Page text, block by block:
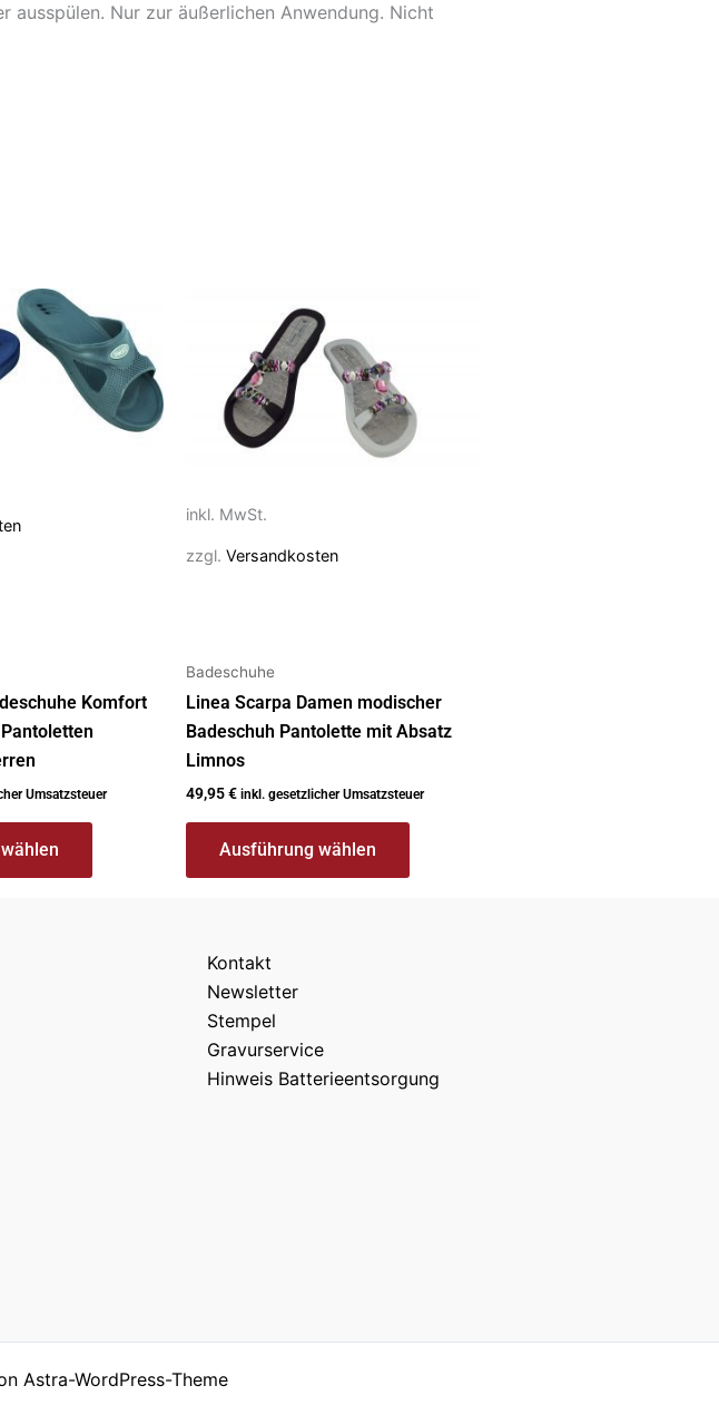
ausspülen. Nur zur äußerlichen Anwendung. Nicht
Komfort
Umsatzsteuer
inkl. MwSt.
zzgl. Versandkosten
Badeschuhe
Linea Scarpa Damen modischer
Badeschuh Pantolette mit Absatz
Limnos
49,95€ inkl. gesetzlicher Umsatzsteuer
Ausführung wählen
mehrere
Varianten
Optionen
auf
werden
Kontakt
Newsletter
Stempel
Gravurservice
Hinweis Batterieentsorgung
Astra-WordPress-Theme